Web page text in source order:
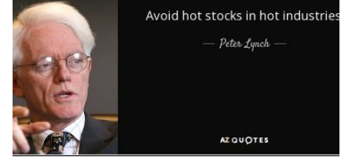
You may also like